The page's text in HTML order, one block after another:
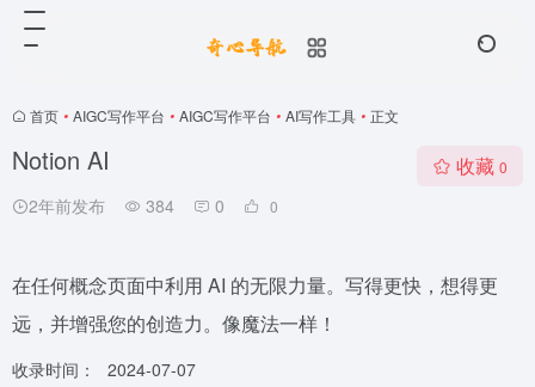
首页 • AIGC写作平台 • AIGC写作平台 • AI写作工具 • 正文
Notion AI
2年前发布 384 0 0
收藏 0
在任何概念页面中利用 AI 的无限力量。写得更快，想得更
远，并增强您的创造力。像魔法一样！
收录时间：
2024-07-07